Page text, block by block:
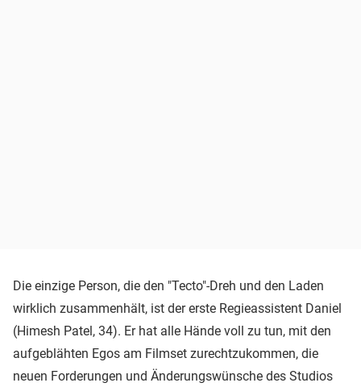
Die einzige Person, die den "Tecto"-Dreh und den Laden
wirklich zusammenhält, ist der erste Regieassistent Daniel
(Himesh Patel, 34). Er hat alle Hände voll zu tun, mit den
aufgeblähten Egos am Filmset zurechtzukommen, die
neuen Forderungen und Änderungswünsche des Studios